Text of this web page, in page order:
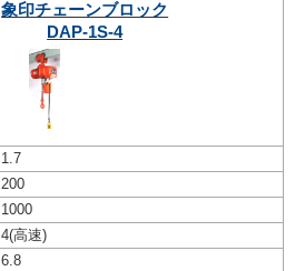
象印チェーンブロック
DAP-1S-4
1.7
200
1000
4(高速)
6.8